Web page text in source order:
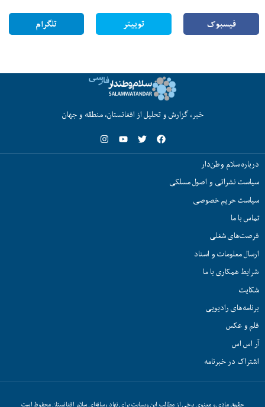
فیسبوک توییتر تلگرام
خبر، گزارش و تحلیل از افغانستان، منطقه و جهان
درباره سلام وطن‌دار
سیاست نشراتی و اصول مسلکی
سیاست حریم خصوصی
تماس با ما
فرصت‌های شغلی
ارسال معلومات و اسناد
شرایط همکاری با ما
شکایت
برنامه‌های رادیویی
فلم و عکس
آر اس اس
اشتراک در خبرنامه
حقوق مادی و معنوی برخی از مطالب این وبسایت برای نهاد رسانه‌ای سلام افغانستان محفوظ است